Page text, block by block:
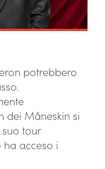
potrebbero
dei Måneskin si
tour
acceso i